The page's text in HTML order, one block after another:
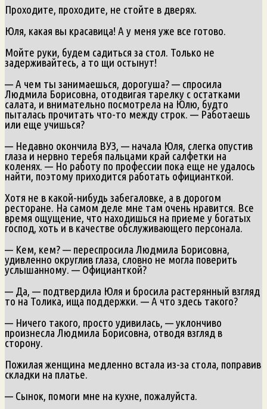
Проходите, проходите, не стойте в дверях.
Юля, какая вы красавица! А у меня уже все готово.
Мойте руки, будем садиться за стол. Только не
задерживайтесь, а то щи остынут!
— А чем ты занимаешься, дорогуша? — спросила
Людмила Борисовна, отодвигая тарелку с остатками
салата, и внимательно посмотрела на Юлю, будто
пыталась прочитать что-то между строк. — Работаешь
или еще учишься?
— Недавно окончила ВУЗ, — начала Юля, слегка опустив
глаза и нервно теребя пальцами край салфетки на
коленях. — Но работу по профессии пока еще не удалось
найти, поэтому приходится работать официанткой.
Хотя не в какой-нибудь забегаловке, а в дорогом
ресторане. На самом деле мне там очень нравится. Все
время ощущение, что находишься на приеме у богатых
господ, хоть и в качестве обслуживающего персонала.
— Кем, кем? — переспросила Людмила Борисовна,
удивленно округлив глаза, словно не могла поверить
услышанному. — Официанткой?
— Да, — подтвердила Юля и бросила растерянный взгляд
то на Толика, ища поддержки. — А что здесь такого?
— Ничего такого, просто удивилась, — уклончиво
произнесла Людмила Борисовна, отводя взгляд в
сторону.
Пожилая женщина медленно встала из-за стола, поправив
складки на платье.
— Сынок, помоги мне на кухне, пожалуйста.